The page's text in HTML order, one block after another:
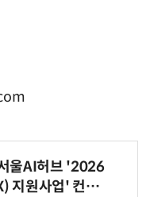
울AI허브 '2026
지원사업' 컨소